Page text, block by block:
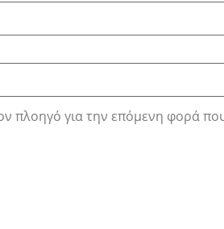
πλοηγό για την επόμενη φορά